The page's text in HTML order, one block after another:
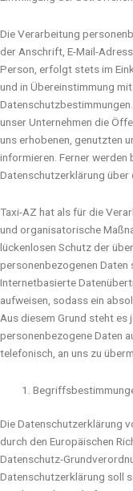
Die Verarbeitung
der Anschrift, E-Mail-
Person, erfolgt stets im
und in Übereinstimmung
unser Unternehmen die
uns erhobenen, genutzten
informieren. Ferner
Datenschutzerklärung über
Taxi-AZ hat als für die
und organisatorische
lückenlosen Schutz der
personenbezogenen Daten
Internetbasierte
aufweisen, sodass ein
Aus diesem Grund steht
personenbezogene Daten
telefonisch, an uns zu
Die Datenschutzerklärung
durch den Europäischen
Datenschutz-
Datenschutzerklärung soll